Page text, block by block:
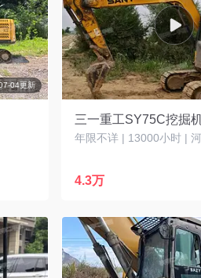
04更新
三一重工SY75C挖掘
年限不详 | 13000小时 |
4.3万